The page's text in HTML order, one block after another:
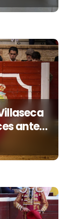
ante